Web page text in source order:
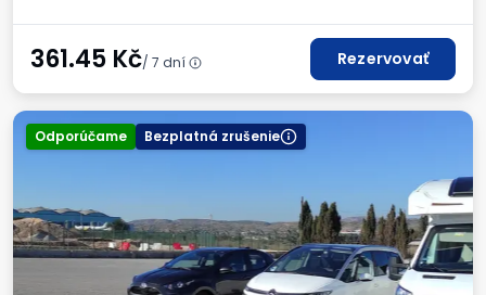
361.45 Kč/ 7 dní Rezervovať
Odporúčame Bezplatná zrušenie